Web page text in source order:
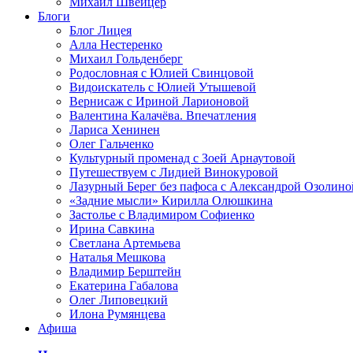
Блоги
Блог Лицея
Алла Нестеренко
Михаил Гольденберг
Родословная с Юлией Свинцовой
Видоискатель с Юлией Утышевой
Вернисаж с Ириной Ларионовой
Валентина Калачёва. Впечатления
Лариса Хенинен
Олег Гальченко
Культурный променад с Зоей Арнаутовой
Путешествуем с Лидией Винокуровой
Лазурный Берег без пафоса с Александрой
«Задние мысли» Кирилла Олюшкина
Застолье с Владимиром Софиенко
Ирина Савкина
Светлана Артемьева
Наталья Мешкова
Владимир Берштейн
Екатерина Габалова
Олег Липовецкий
Илона Румянцева
Афиша